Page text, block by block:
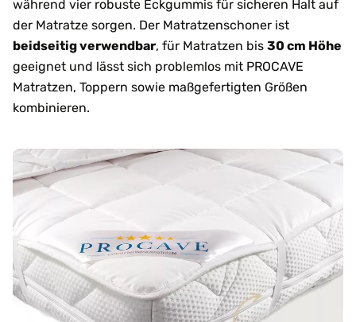
während vier robuste Eckgummis für sicheren Halt auf
der Matratze sorgen. Der Matratzenschoner ist
beidseitig verwendbar, für Matratzen bis 30 cm Höhe
geeignet und lässt sich problemlos mit PROCAVE
Matratzen, Toppern sowie maßgefertigten Größen
kombinieren.